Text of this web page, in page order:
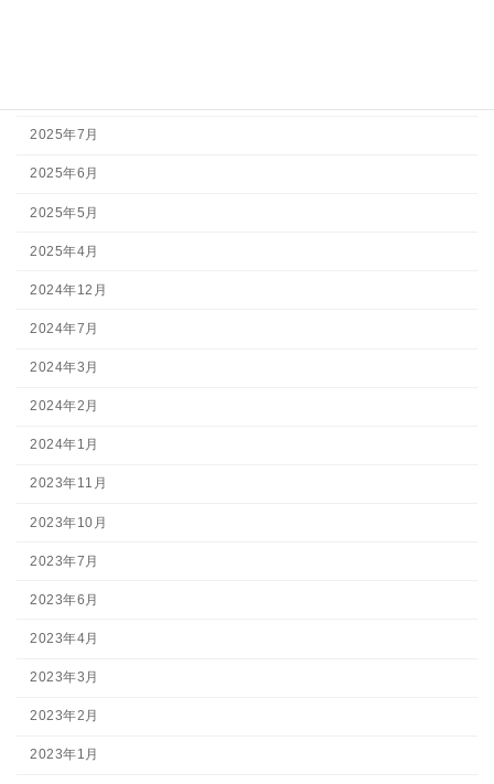
2025年7月
2025年6月
2025年5月
2025年4月
2024年12月
2024年7月
2024年3月
2024年2月
2024年1月
2023年11月
2023年10月
2023年7月
2023年6月
2023年4月
2023年3月
2023年2月
2023年1月